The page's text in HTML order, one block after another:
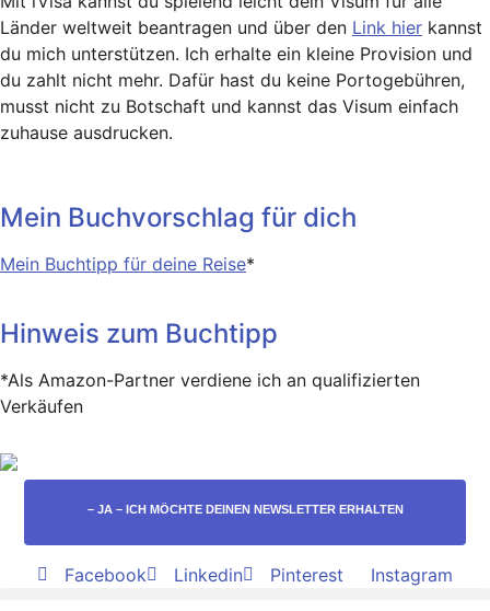
Länder weltweit beantragen und über den Link hier kannst
du mich unterstützen. Ich erhalte ein kleine Provision und
du zahlt nicht mehr. Dafür hast du keine Portogebühren,
musst nicht zu Botschaft und kannst das Visum einfach
zuhause ausdrucken.
Mein Buchvorschlag für dich
Mein Buchtipp für deine Reise*
Hinweis zum Buchtipp
*Als Amazon-Partner verdiene ich an qualifizierten
Verkäufen
– JA – ICH MÖCHTE DEINEN NEWSLETTER ERHALTEN
Facebook Linkedin Pinterest Instagram